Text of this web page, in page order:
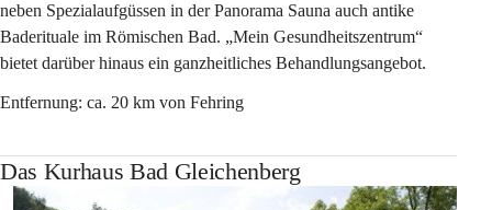
neben Spezialaufgüssen in der Panorama Sauna auch antike
Baderituale im Römischen Bad. „Mein Gesundheitszentrum“
bietet darüber hinaus ein ganzheitliches Behandlungsangebot.
Entfernung: ca. 20 km von Fehring
Das Kurhaus Bad Gleichenberg